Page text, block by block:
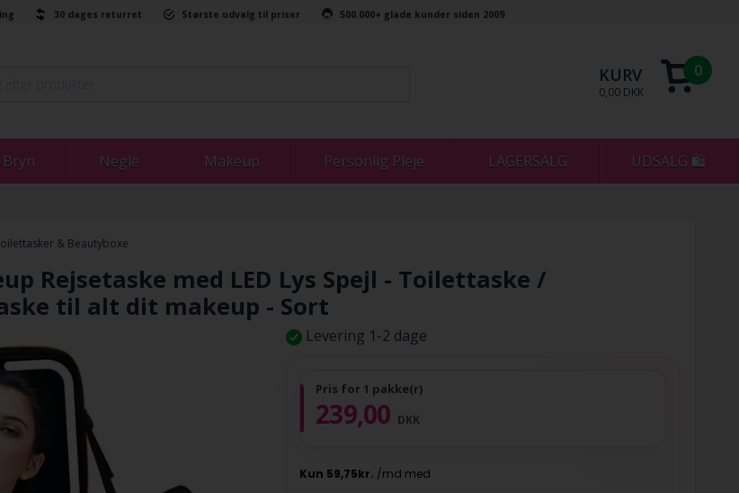
30 dages returret Største udvalg til priser 500.000+ glade kunder siden 2009
KURV
0,00 DKK
0
Negle Makeup Personlig Pleje LAGERSALG UDSALG 🛍
& Beautyboxe
Rejsetaske med LED Lys Spejl - Toilettaske /
til alt dit makeup - Sort
Levering 1-2 dage
Pris for 1 pakke(r)
239,00 DKK